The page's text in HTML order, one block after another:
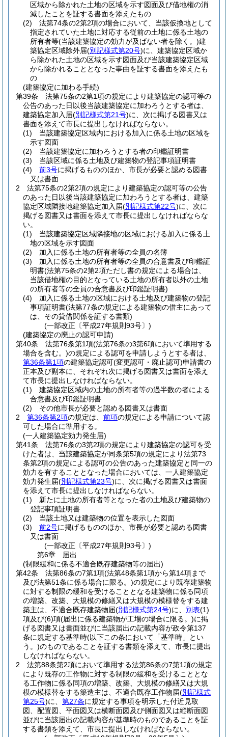
区域から除かれた土地の区域を示す図面及び借地権の消
滅したことを証する書面を添えたもの
(2)
法第74条の2第2項の場合において、当該仮換地として
指定されていた土地に対応する従前の土地に係る土地の
所有者等(当該建築協定の効力が及ばない者を除く。)建
築協定区域除外届(別記様式第20号)に、建築協定区域か
ら除かれた土地の区域を示す図面及び当該建築協定区域
から除かれることとなった事由を証する書面を添えたも
の
(建築協定に加わる手続)
第39条
法第75条の2第1項の規定により建築協定の認可等の
公告のあった日以後当該建築協定に加わろうとする者は、
建築協定加入届(別記様式第21号)に、次に掲げる図書又は
書面を添えて市長に提出しなければならない。
(1)
当該建築協定区域内における加入に係る土地の区域を
示す図面
(2)
当該建築協定に加わろうとする者の印鑑証明書
(3)
当該区域に係る土地及び建築物の登記事項証明書
(4)
前3号に掲げるもののほか、市長が必要と認める図書
又は書面
2
法第75条の2第2項の規定により建築協定の認可等の公告
のあった日以後当該建築協定に加わろうとする者は、建築
協定区域隣接地建築協定加入届(別記様式第22号)に、次に
掲げる図書又は書面を添えて市長に提出しなければならな
い。
(1)
当該建築協定区域隣接地の区域における加入に係る土
地の区域を示す図面
(2)
加入に係る土地の所有者等の全員の名簿
(3)
加入に係る土地の所有者等の全員の合意書及び印鑑証
明書(法第75条の2第2項ただし書の規定による場合は、
当該借地権の目的となっている土地の所有者以外の土地
の所有者等の全員の合意書及び印鑑証明書)
(4)
加入に係る土地の区域における土地及び建築物の登記
事項証明書(法第77条の規定による建築物の借主にあって
は、その貸借関係を証する書類)
(一部改正〔平成27年規則93号〕)
(建築協定の廃止の認可申請)
第40条
法第76条第1項(法第76条の3第6項において準用する
場合を含む。)の規定による認可を申請しようとする者は、
第36条第1項の建築協定認可(変更認可・廃止認可)申請書の
正本及び副本に、それぞれ次に掲げる図書又は書面を添え
て市長に提出しなければならない。
(1)
建築協定区域内の土地の所有者等の過半数の者による
合意書及び印鑑証明書
(2)
その他市長が必要と認める図書又は書面
2
第36条第2項の規定は、 前項の規定による申請について認
可した場合に準用する。
(一人建築協定効力発生届)
第41条
法第76条の3第2項の規定により建築協定の認可を受
けた者は、当該建築協定が同条第5項の規定により法第73
条第2項の規定による認可の公告のあった建築協定と同一の
効力を有することとなった場合においては、一人建築協定
効力発生届(別記様式第23号)に、次に掲げる図書又は書面
を添えて市長に提出しなければならない。
(1)
新たに土地の所有者等となった者の土地及び建築物の
登記事項証明書
(2)
当該土地又は建築物の位置を表示した図面
(3)
前2号に掲げるもののほか、市長が必要と認める図書
又は書面
(一部改正〔平成27年規則93号〕)
第6章
届出
(制限緩和に係る不適合既存建築物等の届出)
第42条
法第86条の7第1項(法第48条第1項から第14項まで
及び法第51条に係る場合に限る。)の規定により既存建築物
に対する制限の緩和を受けることとなる建築物に係る同項
の増築、改築、大規模の修繕又は大規模の模様替をする建
築主は、不適合既存建築物届(別記様式第24号)に、 別表(1)
項及び(6)項(届出に係る建築物が工場の場合に限る。)に掲
げる図書又は書面並びに当該届出の記載内容が政令第137
条に規定する基準時(以下この条において「基準時」とい
う。)のものであることを証する書類を添えて、市長に提出
しなければならない。
2
法第88条第2項において準用する法第86条の7第1項の規定
により既存の工作物に対する制限の緩和を受けることとな
る工作物に係る同項の増築、改築、大規模の修繕又は大規
模の模様替をする築造主は、不適合既存工作物届(別記様式
第25号)に、 第27条に規定する事項を明示した付近見取
図、配置図、平面図又は横断面図及び側面図又は縦断面図
並びに当該届出の記載内容が基準時のものであることを証
する書類を添えて、市長に提出しなければならない。